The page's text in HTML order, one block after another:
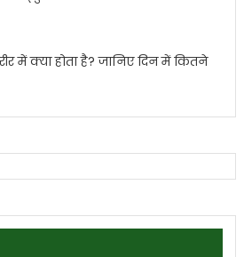
में क्या होता है? जानिए दिन में कितने